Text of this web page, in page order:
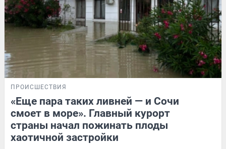
ПРОИСШЕСТВИЯ
«Еще пара таких ливней — и Сочи
смоет в море». Главный курорт
страны начал пожинать плоды
хаотичной застройки